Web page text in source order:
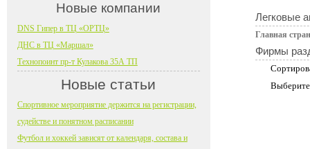
Легковые
Главная
Фирмы
Новые компании
DNS Гипер в ТЦ «ОРТЦ»
ДНС в ТЦ «Маршал»
Технопоинт пр-т Кулакова 35А ТП
Новые статьи
Спортивное мероприятие держится на регистрации,
судействе и понятном расписании
Футбол и хоккей зависят от календаря, состава и